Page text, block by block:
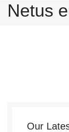
Netus
Our